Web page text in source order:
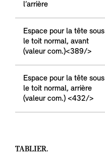
l’arrière
Espace pour la tête sous
le toit normal, avant
(valeur com.)<389/>
Espace pour la tête sous
le toit normal, arrière
(valeur com.) <432/>
TABLIER.